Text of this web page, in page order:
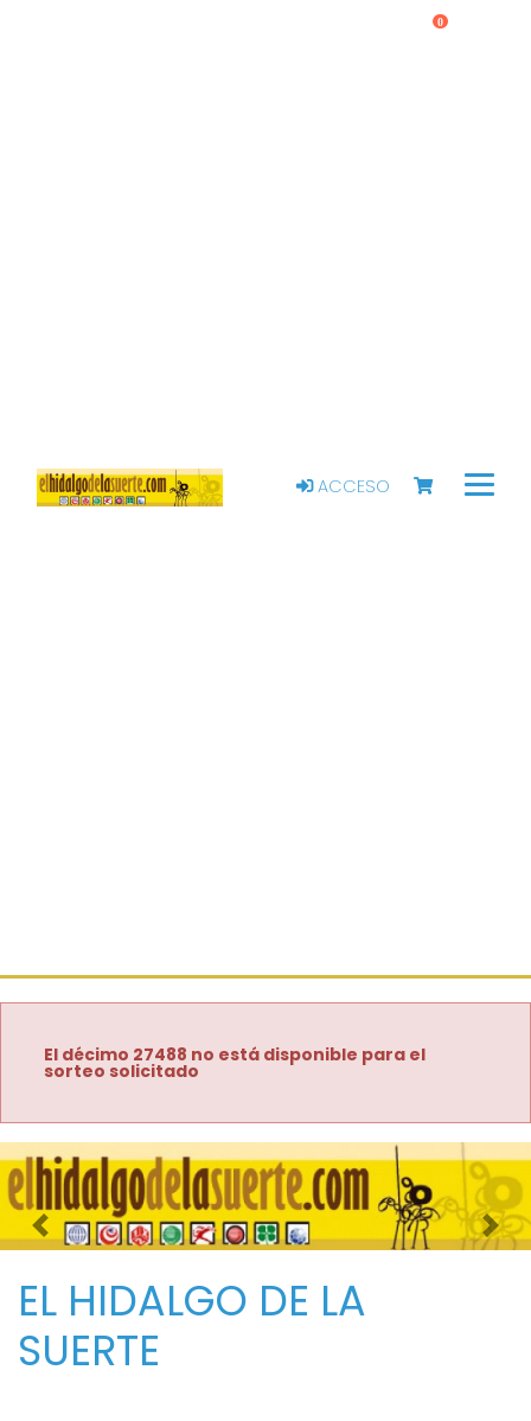
ACCESO
0
El décimo 27488 no está disponible para el
sorteo solicitado
Imagen anterior
EL HIDALGO DE LA
SUERTE